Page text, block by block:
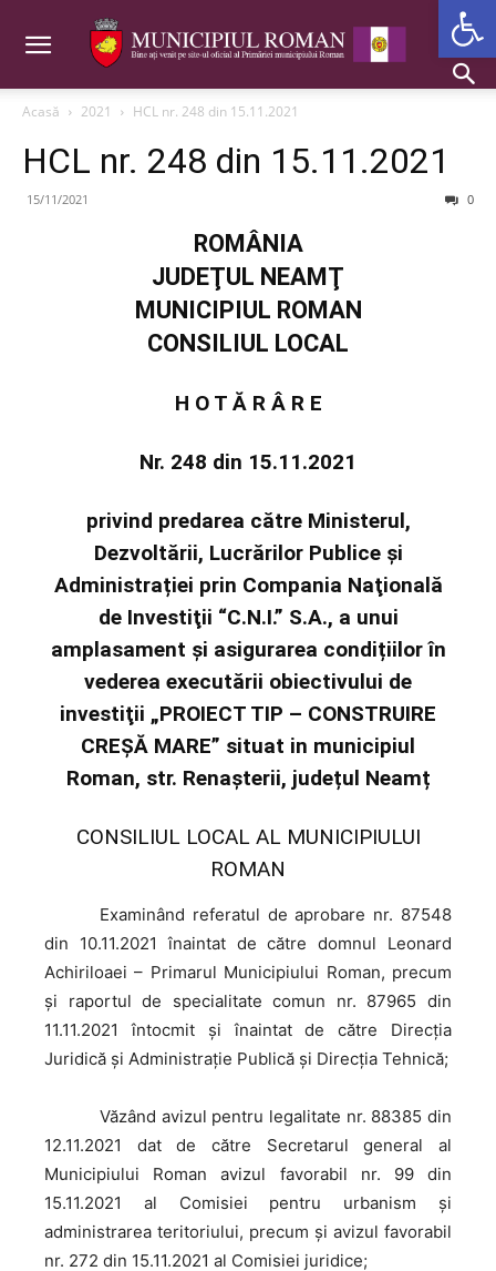
Acasă 2021 HCL nr. 248 din 15.11.2021
HCL nr. 248 din 15.11.2021
15/11/2021 0
ROMÂNIA
JUDEŢUL NEAMŢ
MUNICIPIUL ROMAN
CONSILIUL LOCAL
H O T Ă R Â R E
Nr. 248 din 15.11.2021
privind predarea către Ministerul,
Dezvoltării, Lucrărilor Publice și
Administrației prin Compania Naţională
de Investiţii “C.N.I.” S.A., a unui
amplasament și asigurarea condițiilor în
vederea executării obiectivului de
investiţii „PROIECT TIP – CONSTRUIRE
CREȘĂ MARE” situat in municipiul
Roman, str. Renașterii, județul Neamț
CONSILIUL LOCAL AL MUNICIPIULUI
ROMAN
Examinând referatul de aprobare nr. 87548
din 10.11.2021 înaintat de către domnul Leonard
Achiriloaei – Primarul Municipiului Roman, precum
şi raportul de specialitate comun nr. 87965 din
11.11.2021 întocmit și înaintat de către Direcția
Juridică și Administrație Publică și Direcția Tehnică;
Văzând avizul pentru legalitate nr. 88385 din
12.11.2021 dat de către Secretarul general al
Municipiului Roman avizul favorabil nr. 99 din
15.11.2021 al Comisiei pentru urbanism și
administrarea teritoriului, precum şi avizul favorabil
nr. 272 din 15.11.2021 al Comisiei juridice;